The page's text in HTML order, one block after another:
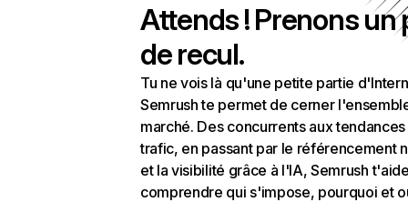
Attends ! Prenons un
de recul.
Tu ne vois là qu'une petite partie
Semrush te permet de cerner
marché. Des concurrents aux
trafic, en passant par le référencement
et la visibilité grâce à l'IA, Semrush
comprendre qui s'impose, pourquoi et